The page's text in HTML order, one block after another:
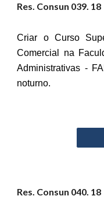
Res. Consun 039. 18
Criar o Curso
Comercial na
Administrativas -
noturno.
Res. Consun 040. 18